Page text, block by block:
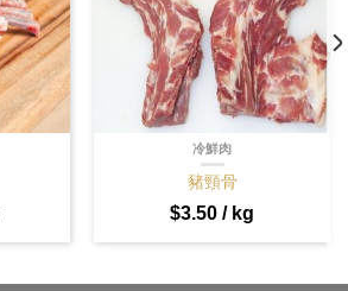
冷鮮肉
豬頸骨
$3.50 / kg